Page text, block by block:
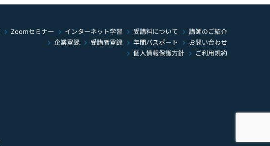
Zoomセミナー インターネット学習 受講料について 講師のご紹介
企業登録 受講者登録 年間パスポート お問い合わせ
個人情報保護方針 ご利用規約